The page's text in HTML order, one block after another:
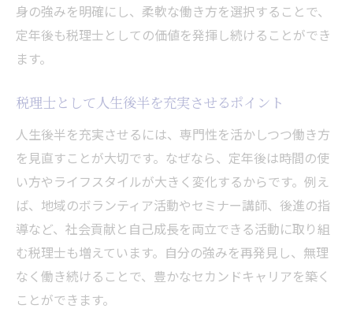
税理士選びで失敗しないための注意ポイン
ト
税理士の選び方で後悔しないためのコツ
独立や再雇用で広がる税理士のセカンドキャリ
ア
税理士の独立開業と再雇用のメリット比較
定年後に選ばれる税理士の新しい働き方提
案
税理士として再スタートするための実践ポ
イント
身の強みを明確にし、柔軟な働き方を選択することで、
定年後も税理士としての価値を発揮し続けることができ
ます。
税理士として人生後半を充実させるポイント
人生後半を充実させるには、専門性を活かしつつ働き方
を見直すことが大切です。なぜなら、定年後は時間の使
い方やライフスタイルが大きく変化するからです。例え
ば、地域のボランティア活動やセミナー講師、後進の指
導など、社会貢献と自己成長を両立できる活動に取り組
む税理士も増えています。自分の強みを再発見し、無理
なく働き続けることで、豊かなセカンドキャリアを築く
ことができます。